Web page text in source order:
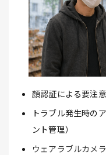
顔認証による要注
トラブル発生時の
ント管理）
ウェアラブルカメ